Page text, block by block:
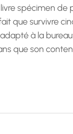
spécimen de
que survivre
à la
que son